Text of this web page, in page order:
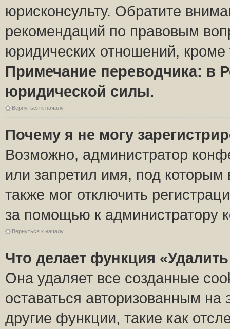
юрисконсульту. Обратите
рекомендаций по правовым
юридических отношений,
Примечание переводчика: в
юридической силы.
Вернуться к началу
Почему я не могу
Возможно, администратор
или запретил имя, под которым
также мог отключить
за помощью к администратору
Вернуться к началу
Что делает функция
Она удаляет все созданные
оставаться авторизованным
другие функции, такие как